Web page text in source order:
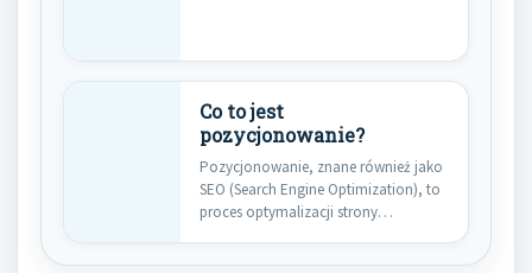
Co to jest
pozycjonowanie?
Pozycjonowanie, znane również jako
SEO (Search Engine Optimization), to
proces optymalizacji strony